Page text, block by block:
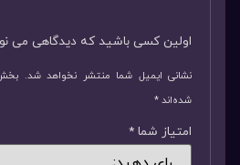
اولین کسی باشید که دیدگاهی می
نشانی ایمیل شما منتشر نخواهد شد.
شده‌اند*
امتیاز شما *